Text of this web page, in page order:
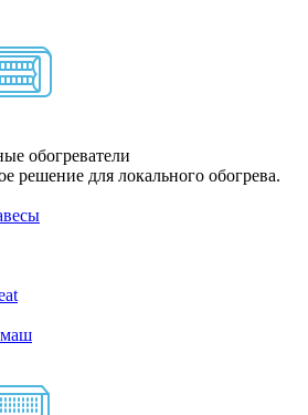
обогреватели
решение для локального обогрева.